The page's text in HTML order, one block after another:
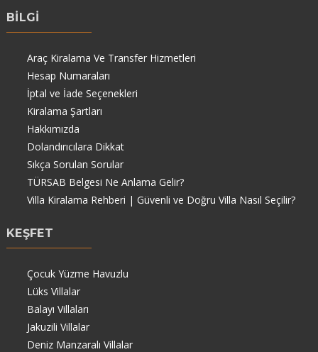
BİLGİ
Araç Kiralama Ve Transfer Hizmetleri
Hesap Numaraları
İptal ve İade Seçenekleri
Kiralama Şartları
Hakkımızda
Dolandırıcılara Dikkat
Sıkça Sorulan Sorular
TÜRSAB Belgesi Ne Anlama Gelir?
Villa Kiralama Rehberi | Güvenli ve Doğru Villa Nasıl Seçilir?
KEŞFET
Çocuk Yüzme Havuzlu
Lüks Villalar
Balayı Villaları
Jakuzili Villalar
Deniz Manzaralı Villalar